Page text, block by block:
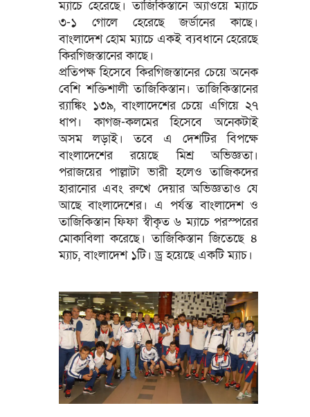
ম্যাচে হেরেছে। তাজিকিস্তানে অ্যাওয়ে ম্যাচে
৩-১ গোলে হেরেছে জর্ডানের কাছে।
বাংলাদেশ হোম ম্যাচে একই ব্যবধানে হেরেছে
কিরগিজস্তানের কাছে।
প্রতিপক্ষ হিসেবে কিরগিজস্তানের চেয়ে অনেক
বেশি শক্তিশালী তাজিকিস্তান। তাজিকিস্তানের
র‌্যাঙ্কিং ১৩৯, বাংলাদেশের চেয়ে এগিয়ে ২৭
ধাপ। কাগজ-কলমের হিসেবে অনেকটাই
অসম লড়াই। তবে এ দেশটির বিপক্ষে
বাংলাদেশের রয়েছে মিশ্র অভিজ্ঞতা।
পরাজয়ের পাল্লাটা ভারী হলেও তাজিকদের
হারানোর এবং রুখে দেয়ার অভিজ্ঞতাও যে
আছে বাংলাদেশের। এ পর্যন্ত বাংলাদেশ ও
তাজিকিস্তান ফিফা স্বীকৃত ৬ ম্যাচে পরস্পরের
মোকাবিলা করেছে। তাজিকিস্তান জিতেছে ৪
ম্যাচ, বাংলাদেশ ১টি। ড্র হয়েছে একটি ম্যাচ।